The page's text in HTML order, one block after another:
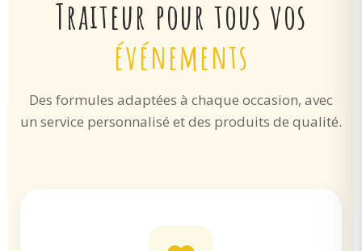
Traiteur pour tous vos
événements
Des formules adaptées à chaque occasion, avec
un service personnalisé et des produits de qualité.